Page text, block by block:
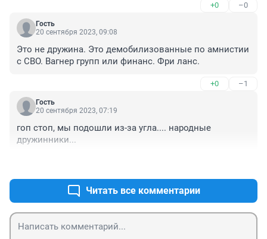
+0 –0
Гость
20 сентября 2023, 09:08
Это не дружина. Это демобилизованные по амнистии
с СВО. Вагнер групп или финанс. Фри ланс.
+0 –1
Гость
20 сентября 2023, 07:19
гоп стоп, мы подошли из-за угла.... народные
дружинники...
Читать все комментарии